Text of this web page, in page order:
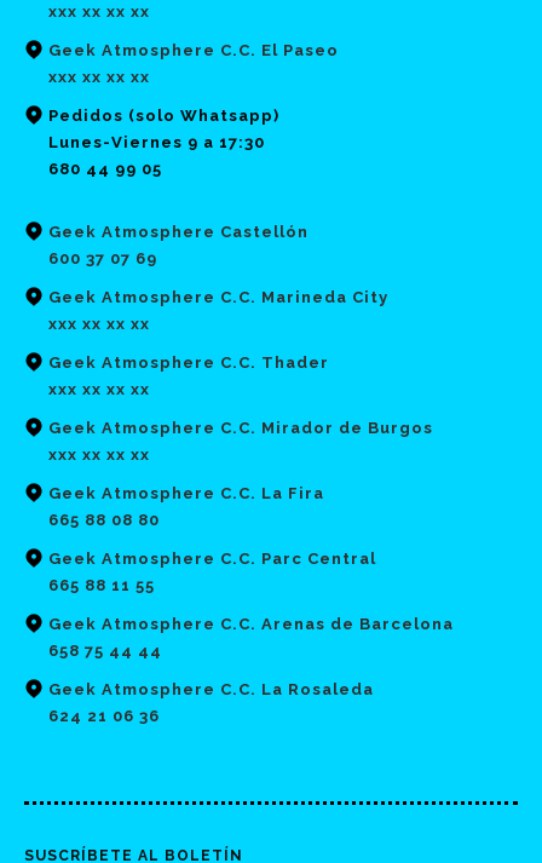
xxx xx xx xx
Geek Atmosphere C.C. El Paseo
xxx xx xx xx
Pedidos (solo Whatsapp)
Lunes-Viernes 9 a 17:30
680 44 99 05
Geek Atmosphere Castellón
600 37 07 69
Geek Atmosphere C.C. Marineda City
xxx xx xx xx
Geek Atmosphere C.C. Thader
xxx xx xx xx
Geek Atmosphere C.C. Mirador de Burgos
xxx xx xx xx
Geek Atmosphere C.C. La Fira
665 88 08 80
Geek Atmosphere C.C. Parc Central
665 88 11 55
Geek Atmosphere C.C. Arenas de Barcelona
658 75 44 44
Geek Atmosphere C.C. La Rosaleda
624 21 06 36
SUSCRÍBETE AL BOLETÍN